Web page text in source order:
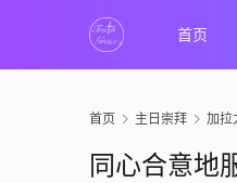
首页
首页 主日崇拜 加拉
同心合意地